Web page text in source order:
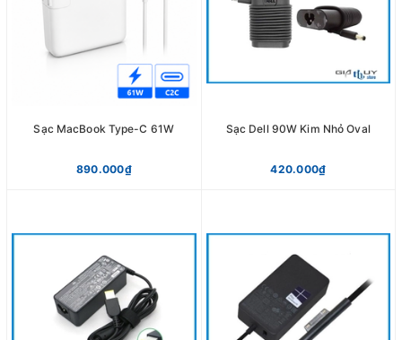
Sạc MacBook Type-C 61W
890.000₫
Sạc Dell 90W Kim Nhỏ Oval
420.000₫